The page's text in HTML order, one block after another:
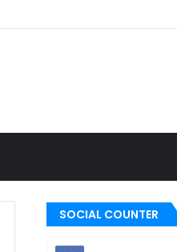
SOCIAL COUNTER